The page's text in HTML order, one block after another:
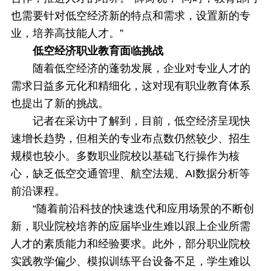
也需要针对低空经济新的特点和需求，设置新的专
业，培养高技能人才。”
低空经济职业教育面临挑战
随着低空经济的蓬勃发展，企业对专业人才的
需求日益多元化和精细化，这对现有职业教育体系
也提出了新的挑战。
记者在采访中了解到，目前，低空经济呈现快
速增长趋势，但相关的专业布点数仍然较少、招生
规模也较小。多数职业院校以基础飞行操作为核
心，缺乏低空交通管理、航空法规、AI数据分析等
前沿课程。
“随着前沿科技的快速迭代和应用场景的不断创
新，职业院校培养的应届毕业生难以跟上企业所需
人才的素质能力和经验要求。此外，部分职业院校
实践教学偏少、模拟训练平台设备不足，学生难以